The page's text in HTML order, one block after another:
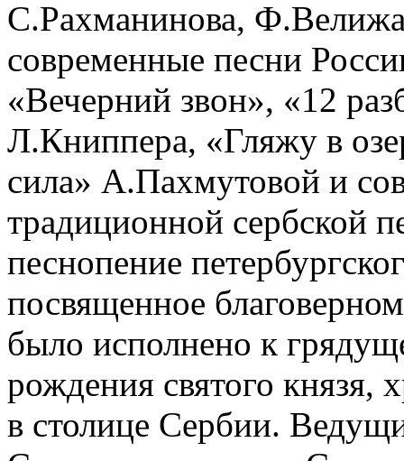
С.Рахманинова,
современные песни
«Вечерний звон», «12
Л.Книппера, «Гляжу в
сила» А.Пахмутовой и
традиционной сербской
песнопение
посвященное
было исполнено к
рождения святого князя,
в столице Сербии.